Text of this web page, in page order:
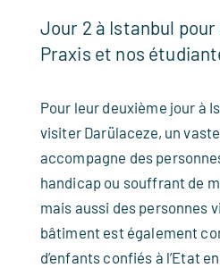
Jour 2 à Istanbul
Praxis et nos
Pour leur deuxième jour à
visiter Darülaceze, un
accompagne des
handicap ou souffrant de
mais aussi des personnes
bâtiment est également
d’enfants confiés à l’Etat